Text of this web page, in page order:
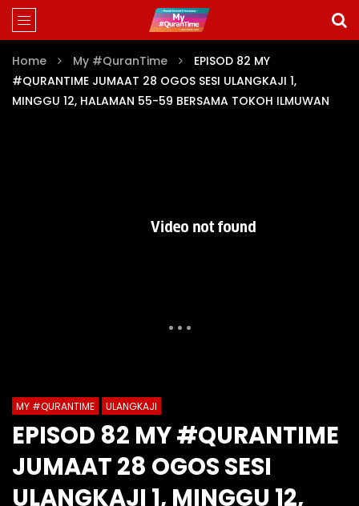
Home My #QuranTime
EPISOD 82 MY
#QURANTIME JUMAAT 28 OGOS SESI ULANGKAJI 1,
MINGGU 12, HALAMAN 55-59 BERSAMA TOKOH ILMUWAN
0 Comments
Episod 1336 My #QuranTime
2.0
AZRUL HELMI
Episod 1335 My
2.0
AZRUL HELMI
8
9 10
15
16 17 18 19
20
21
22 23 24 25
27
28
MY #QURANTIME ULANGKAJI
EPISOD 82 MY #QURANTIME
JUMAAT 28 OGOS SESI
ULANGKAJI 1, MINGGU 12,